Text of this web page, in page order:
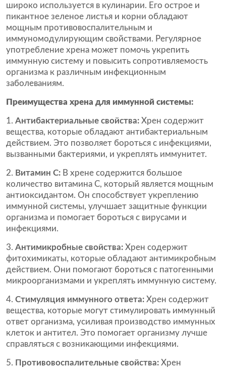
широко используется в кулинарии. Его острое и
пикантное зеленое листья и корни обладают
мощным противовоспалительным и
иммуномодулирующим свойствами. Регулярное
употребление хрена может помочь укрепить
иммунную систему и повысить сопротивляемость
организма к различным инфекционным
заболеваниям.
Преимущества хрена для иммунной системы:
Антибактериальные свойства: Хрен содержит
вещества, которые обладают антибактериальным
действием. Это позволяет бороться с инфекциями,
вызванными бактериями, и укреплять иммунитет.
Витамин С: В хрене содержится большое
количество витамина С, который является мощным
антиоксидантом. Он способствует укреплению
иммунной системы, улучшает защитные функции
организма и помогает бороться с вирусами и
инфекциями.
Антимикробные свойства: Хрен содержит
фитохимикаты, которые обладают антимикробным
действием. Они помогают бороться с патогенными
микроорганизмами и укреплять иммунную систему.
Стимуляция иммунного ответа: Хрен содержит
вещества, которые могут стимулировать иммунный
ответ организма, усиливая производство иммунных
клеток и антител. Это помогает организму лучше
справляться с возникающими инфекциями.
Противовоспалительные свойства: Хрен